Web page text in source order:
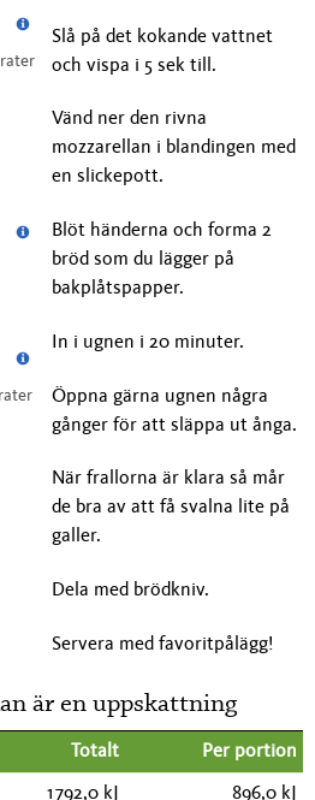
Slå på det kokande vattnet
och vispa i 5 sek till.
Vänd ner den rivna
mozzarellan i blandingen med
en slickepott.
Blöt händerna och forma 2
bröd som du lägger på
bakplåtspapper.
In i ugnen i 20 minuter.
Öppna gärna ugnen några
gånger för att släppa ut ånga.
När frallorna är klara så mår
de bra av att få svalna lite på
galler.
Dela med brödkniv.
Servera med favoritpålägg!
är en uppskattning
Totalt Per portion
1 792,0 kJ 896,0 kJ